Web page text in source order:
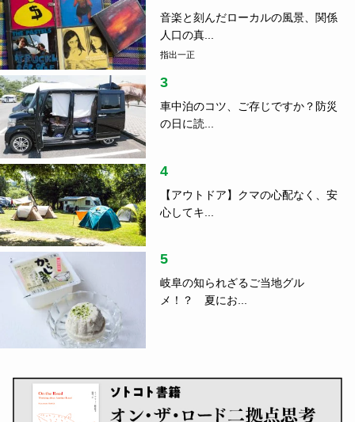
音楽と刻んだローカルの風景、関係
人口の真...
指出一正
3
車中泊のコツ、ご存じですか？防災
の日に読...
4
【アウトドア】クマの心配なく、安
心してキ...
5
岐阜の知られざるご当地グル
メ！？ 夏にお...